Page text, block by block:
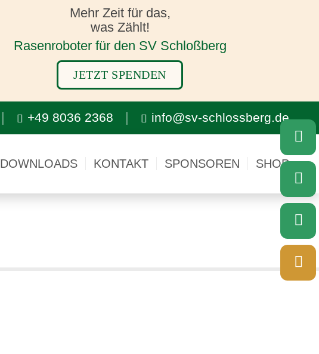
Mehr Zeit für das,
was Zählt!
Rasenroboter für den SV Schloßberg
JETZT SPENDEN
+49 8036 2368 info@sv-schlossberg.de
DOWNLOADS KONTAKT SPONSOREN SHOP